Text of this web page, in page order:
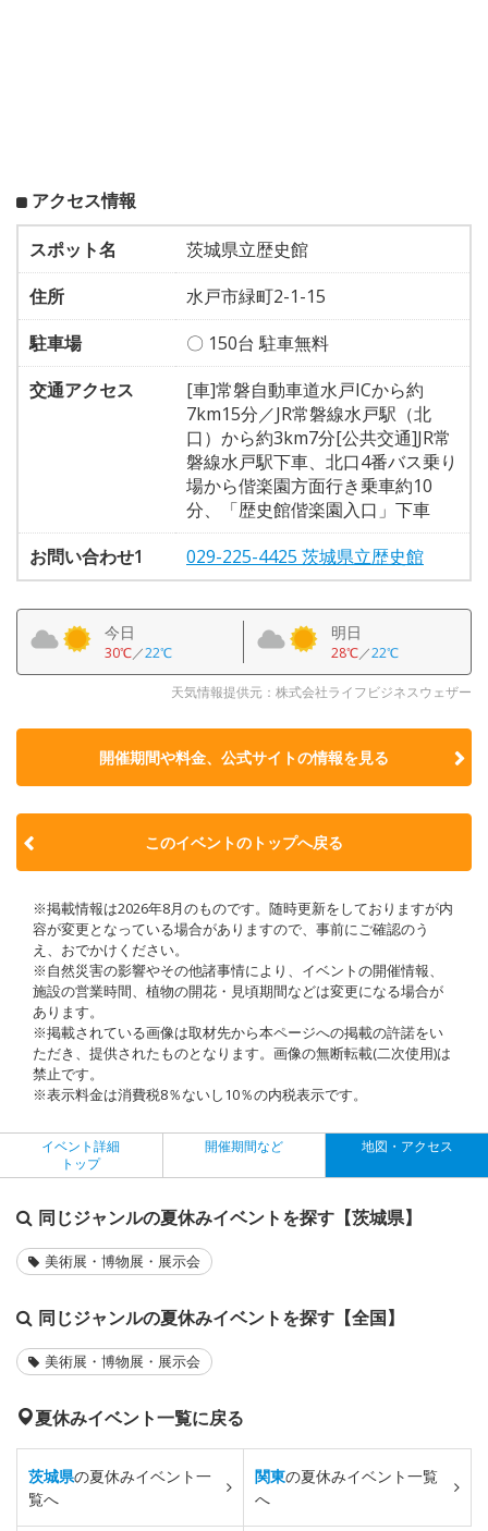
アクセス情報
スポット名
茨城県立歴史館
住所
水戸市緑町2-1-15
駐車場
〇 150台 駐車無料
交通アクセス
[車]常磐自動車道水戸ICから約
7km15分／JR常磐線水戸駅（北
口）から約3km7分[公共交通]JR常
磐線水戸駅下車、北口4番バス乗り
場から偕楽園方面行き乗車約10
分、「歴史館偕楽園入口」下車
お問い合わせ1
029-225-4425 茨城県立歴史館
今日
30℃／22℃
明日
28℃／22℃
天気情報提供元：株式会社ライフビジネスウェザー
開催期間や料金、公式サイトの情報を見る
このイベントのトップへ戻る
※掲載情報は2026年8月のものです。随時更新をしておりますが内
容が変更となっている場合がありますので、事前にご確認のう
え、おでかけください。
※自然災害の影響やその他諸事情により、イベントの開催情報、
施設の営業時間、植物の開花・見頃期間などは変更になる場合が
あります。
※掲載されている画像は取材先から本ページへの掲載の許諾をい
ただき、提供されたものとなります。画像の無断転載(二次使用)は
禁止です。
※表示料金は消費税8％ないし10％の内税表示です。
イベント詳細
トップ
開催期間など 地図・アクセス
同じジャンルの夏休みイベントを探す【茨城県】
美術展・博物展・展示会
同じジャンルの夏休みイベントを探す【全国】
美術展・博物展・展示会
夏休みイベント一覧に戻る
茨城県の夏休みイベント一
覧へ
関東の夏休みイベント一覧
へ